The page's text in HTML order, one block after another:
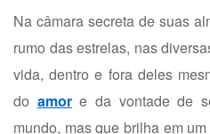
Na câmara secreta de suas
rumo das estrelas, nas
vida, dentro e fora deles
do amore da vontade de
mundo, mas que brilha em